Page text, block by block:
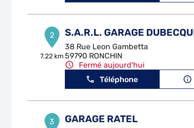
2
7.22 km
S.A.R.L. GARAGE
38 Rue Leon Gambetta
59790 RONCHIN
Fermé aujourd'hui
Téléphone
3 GARAGE RATEL